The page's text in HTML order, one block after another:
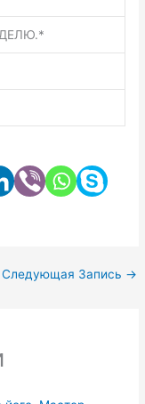
Следующая Запись →